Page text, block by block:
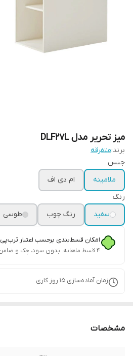
میز تحریر مدل DLF27L
برند:متفرقه
جنس
ملامینه
ام دی اف
رنگ
سفید
رنگ چوب طوسی
امکان قسط‌بندی برحسب اعتبار ترب‌پی
۴ قسط ماهانه. بدون سود، چک و ضامن.
زمان آماده‌سازی 15 روز کاری
مشخصات